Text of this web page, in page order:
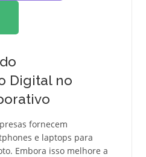
Digital no
fornecem
e laptops para
Embora isso melhore a